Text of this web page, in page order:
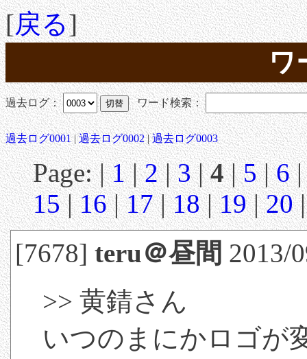
[戻る]
ワ
過去ログ： ワード検索：
過去ログ0001|過去ログ0002|過去ログ0003
Page: |1|2|3|4|5|6
15|16|17|18|19|20
[7678]teru＠昼間 2013/
>> 黄錆さん
いつのまにかロゴが